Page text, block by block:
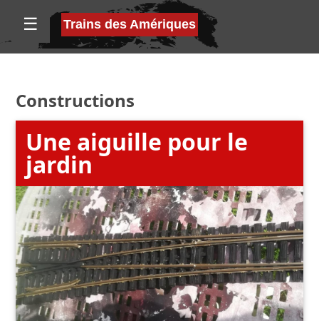
☰ Trains des Amériques
Constructions
Une aiguille pour le
jardin